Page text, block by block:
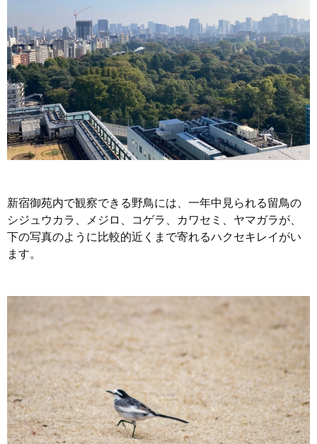
新宿御苑内で観察できる野鳥には、一年中見られる留鳥の
シジュウカラ、メジロ、コゲラ、カワセミ、ヤマガラが、
下の写真のように比較的近くまで寄れるハクセキレイがい
ます。